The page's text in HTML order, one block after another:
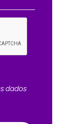
dados